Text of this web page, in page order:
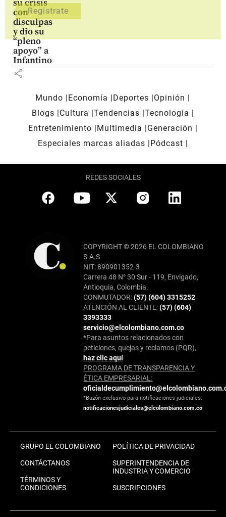
su crisis
con
disculpas
y dio su
“pleno
apoyo” a
Infantino
share
Mundo Economía Deportes
Opinión
Blogs
Cultura Tendencias Tecnología
Entretenimiento
Multimedia
Generación
Especiales marcas aliadas
Pódcast
REDES SOCIALES
COPYRIGHT © 2026 EL COLOMBIANO
S.A.S
NIT: 890901352-3
Carrera 48 N° 30 Sur - 119, Envigado,
Antioquia, Colombia.
CONMUTADOR:(57) (604) 3315252
ATENCIÓN AL CLIENTE:(57) (604)
3393333
servicio@elcolombiano.com.co
*Para asuntos relacionados con
peticiones, quejas y reclamos (PQR),
haz clic aquí
PROGRAMA DE TRANSPARENCIA Y
ÉTICA EMPRESARIAL:
*Buzón exclusivo para notificaciones judiciales:
notificacionesjudiciales@elcolombiano.com.co
GRUPO EL COLOMBIANO
CONTÁCTANOS
TÉRMINOS Y
CONDICIONES
POLÍTICA DE PRIVACIDAD
SUPERINTENDENCIA DE
INDUSTRIA Y COMERCIO
SUSCRIPCIONES